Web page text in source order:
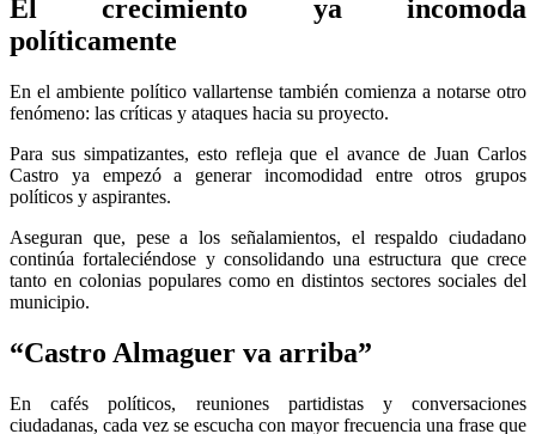
El crecimiento ya incomoda
políticamente
En el ambiente político vallartense también comienza a notarse otro
fenómeno: las críticas y ataques hacia su proyecto.
Para sus simpatizantes, esto refleja que el avance de Juan Carlos
Castro ya empezó a generar incomodidad entre otros grupos
políticos y aspirantes.
Aseguran que, pese a los señalamientos, el respaldo ciudadano
continúa fortaleciéndose y consolidando una estructura que crece
tanto en colonias populares como en distintos sectores sociales del
municipio.
“Castro Almaguer va arriba”
En cafés políticos, reuniones partidistas y conversaciones
ciudadanas, cada vez se escucha con mayor frecuencia una frase que